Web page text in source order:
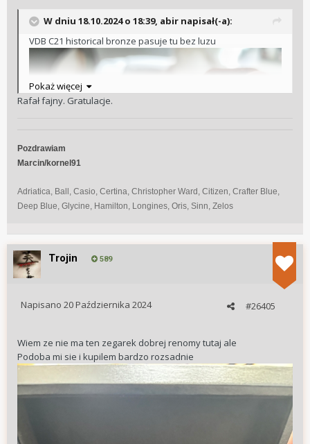
W dniu 18.10.2024 o 18:39, abir napisał(-a):
VDB C21 historical bronze pasuje tu bez luzu
Pokaż więcej
Rafał fajny. Gratulacje.
Pozdrawiam
Marcin/kornel91
Adriatica, Ball, Casio, Certina, Christopher Ward, Citizen, Crafter Blue,
Deep Blue, Glycine, Hamilton, Longines, Oris, Sinn, Zelos
Trojin 589
#26405
Napisano 20 Października 2024
Wiem ze nie ma ten zegarek dobrej renomy tutaj ale
Podoba mi sie i kupilem bardzo rozsadnie